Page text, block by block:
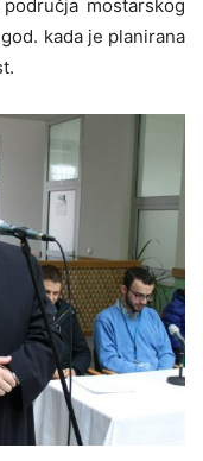
mostarskog
kada je planirana